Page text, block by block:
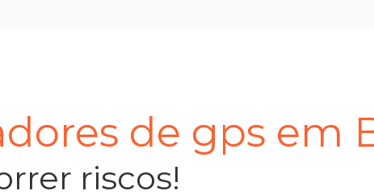
de gps em
riscos!